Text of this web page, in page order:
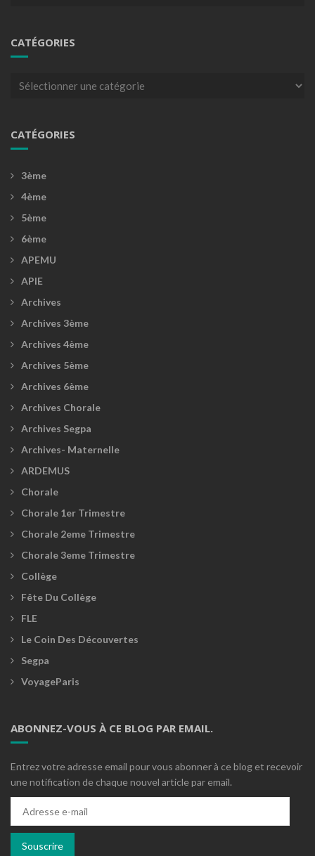
CATÉGORIES
Catégories
CATÉGORIES
3ème
4ème
5ème
6ème
APEMU
APIE
Archives
Archives 3ème
Archives 4ème
Archives 5ème
Archives 6ème
Archives Chorale
Archives Segpa
Archives- Maternelle
ARDEMUS
Chorale
Chorale 1er Trimestre
Chorale 2eme Trimestre
Chorale 3eme Trimestre
Collège
Fête Du Collège
FLE
Le Coin Des Découvertes
Segpa
VoyageParis
ABONNEZ-VOUS À CE BLOG PAR EMAIL.
Entrez votre adresse email pour vous abonner à ce blog et recevoir
une notification de chaque nouvel article par email.
mail
Souscrire